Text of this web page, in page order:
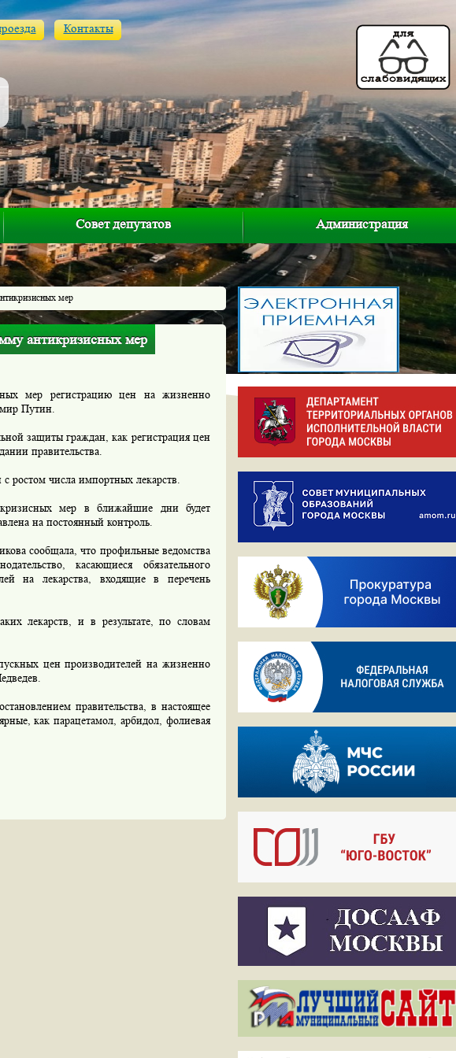
Контакты
Совет депутатов Администрация
мер
антикризисных мер
мер регистрацию цен на жизненно
Путин.
защиты граждан, как регистрация цен
правительства.
ростом числа импортных лекарств.
мер в ближайшие дни будет
на постоянный контроль.
сообщала, что профильные ведомства
касающиеся обязательного
на лекарства, входящие в перечень
лекарств, и в результате, по словам
цен производителей на жизненно
правительства, в настоящее
как парацетамол, арбидол, фолиевая